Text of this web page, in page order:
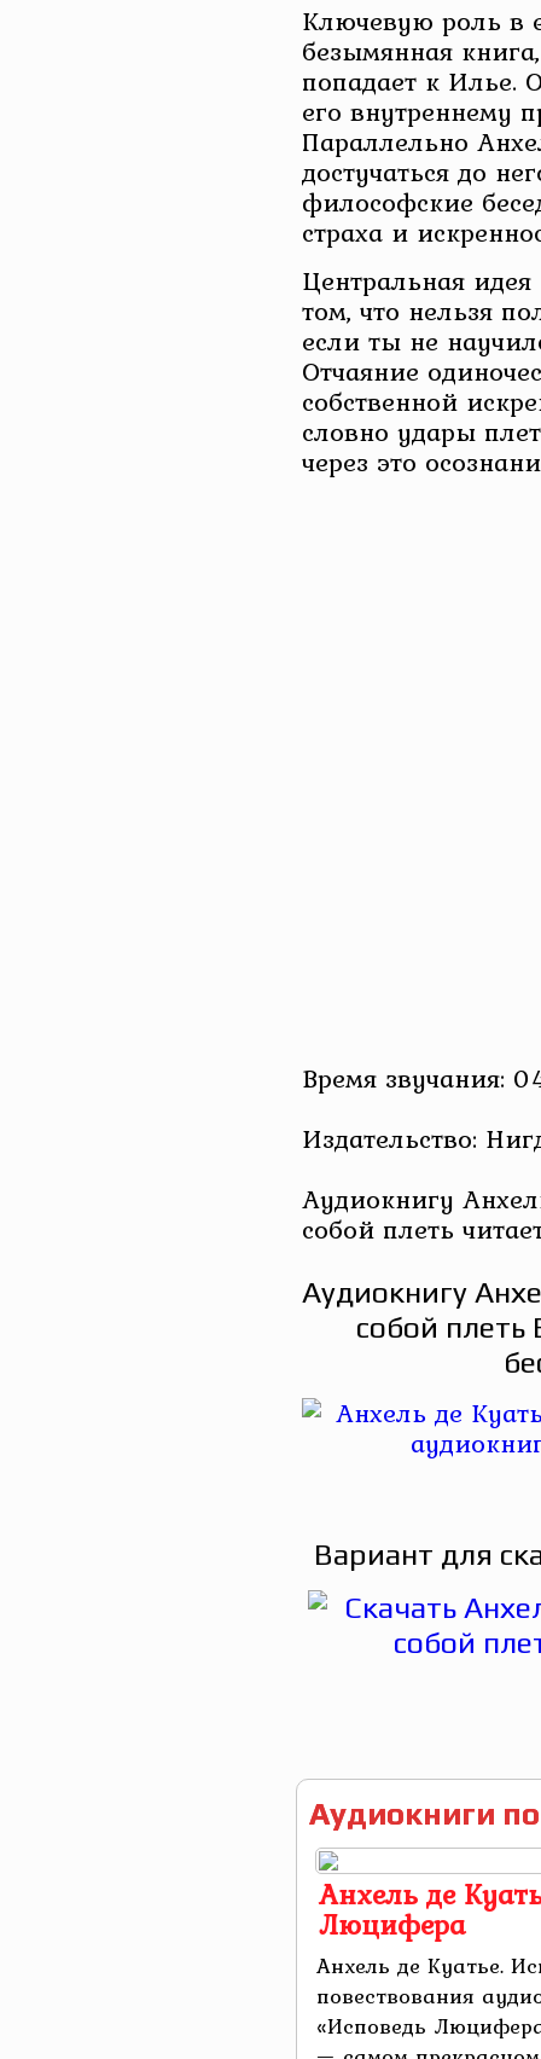
Ключевую роль в
безымянная
попадает к Илье.
его внутреннему
Параллельно
достучаться до
философские
страха и
Центральная
том, что нельзя
если ты не
Отчаяние
собственной
словно удары
через это
Время звучания:
Издательство:
Аудиокнигу
собой плеть
Аудиокнигу
собой плеть
Вариант для
Аудиокниги
Анхель де
Люцифера
Анхель де Куатье.
повествования
«Исповедь